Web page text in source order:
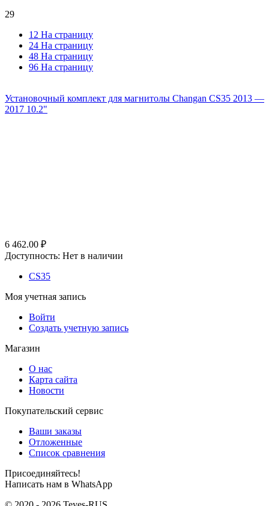
29
12 На страницу
24 На страницу
48 На страницу
96 На страницу
Установочный комплект для магнитолы Changan CS35 2013 —
2017 10.2"
6 462.00 ₽
Доступность: Нет в наличии
CS35
Моя учетная запись
Войти
Создать учетную запись
Магазин
О нас
Карта сайта
Новости
Покупательский сервис
Ваши заказы
Отложенные
Список сравнения
Присоединяйтесь!
Написать нам в WhatsApp